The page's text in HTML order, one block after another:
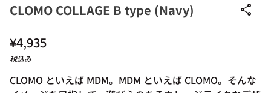
CLOMO COLLAGE B type (Navy) share
通常価格
¥4,935
税込み
CLOMO といえば MDM。MDM といえば CLOMO。そんな